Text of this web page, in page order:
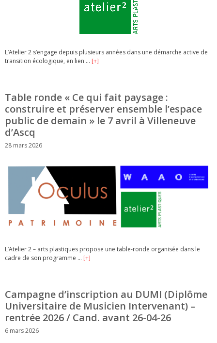
L’Atelier 2 s’engage depuis plusieurs années dans une démarche active de
transition écologique, en lien … [+]
Table ronde « Ce qui fait paysage :
construire et préserver ensemble l’espace
public de demain » le 7 avril à Villeneuve
d’Ascq
28 mars 2026
L’Atelier 2 – arts plastiques propose une table-ronde organisée dans le
cadre de son programme … [+]
Campagne d’inscription au DUMI (Diplôme
Universitaire de Musicien Intervenant) –
rentrée 2026 / Cand. avant 26-04-26
6 mars 2026